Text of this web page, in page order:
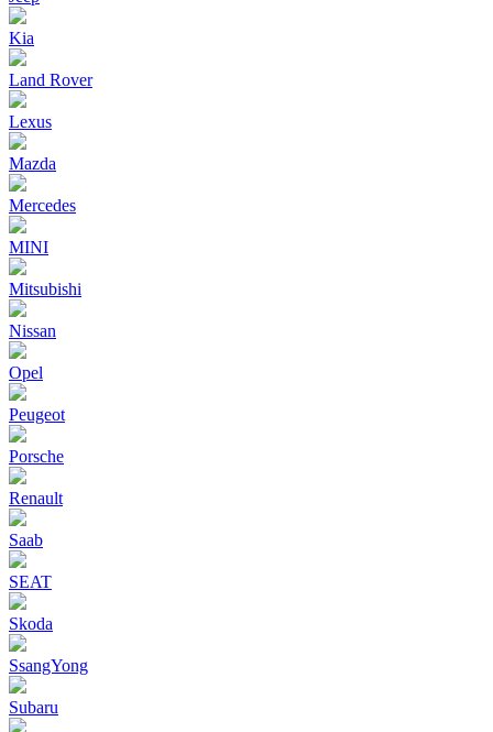
Kia
Land Rover
Lexus
Mazda
Mercedes
MINI
Mitsubishi
Nissan
Opel
Peugeot
Porsche
Renault
Saab
SEAT
Skoda
SsangYong
Subaru